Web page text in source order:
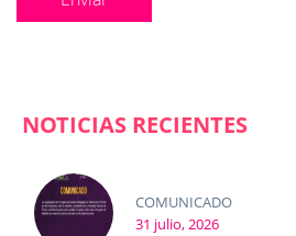
NOTICIAS RECIENTES
COMUNICADO
31 julio, 2026